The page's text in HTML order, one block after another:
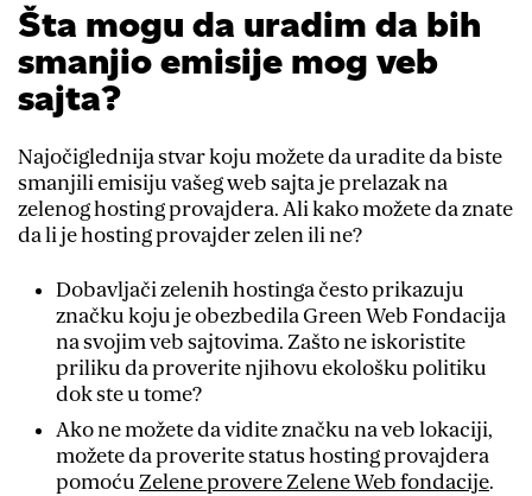
Šta mogu da uradim da bih
smanjio emisije mog veb
sajta?
Najočiglednija stvar koju možete da uradite da biste
smanjili emisiju vašeg web sajta je prelazak na
zelenog hosting provajdera. Ali kako možete da znate
da li je hosting provajder zelen ili ne?
Dobavljači zelenih hostinga često prikazuju
značku koju je obezbedila Green Web Fondacija
na svojim veb sajtovima. Zašto ne iskoristite
priliku da proverite njihovu ekološku politiku
dok ste u tome?
Ako ne možete da vidite značku na veb lokaciji,
možete da proverite status hosting provajdera
pomoćuZelene provere Zelene Web fondacije.